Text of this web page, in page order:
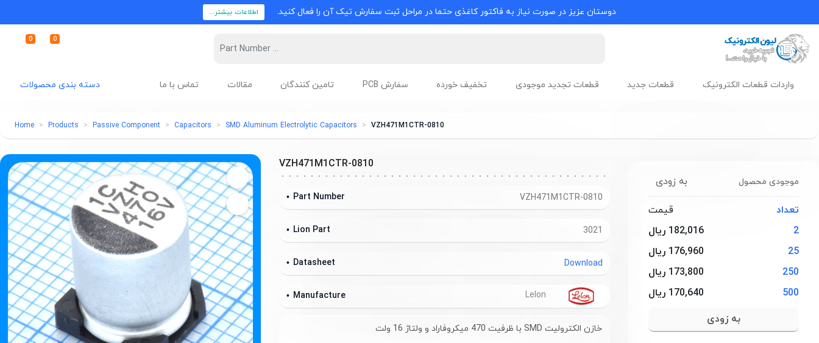
دوستان عزیز در صورت نیاز به فاکتور کاغذی حتما در مراحل ثبت سفارش تیک آن را فعال کنید. اطلاعات بیشتر...
0 0
دسته بندی محصولات واردات قطعات الکترونیک قطعات جدید قطعات تجدید موجودی تخفیف خورده سفارش PCB تامین کنندگان مقالات تماس با ما
Home Products Passive Component Capacitors SMD Aluminum Electrolytic Capacitors VZH471M1CTR-0810
به زودی موجودی محصول
تعداد
قیمت
2
182,016 ریال
25
176,960 ریال
250
173,800 ریال
500
170,640 ریال
VZH471M1CTR-0810
VZH471M1CTR-0810
Part Number
3021
Lion Part
Download
Datasheet
Manufacture
خازن الکترولیت SMD با ظرفیت 470 میکروفاراد و ولتاژ 16 ولت